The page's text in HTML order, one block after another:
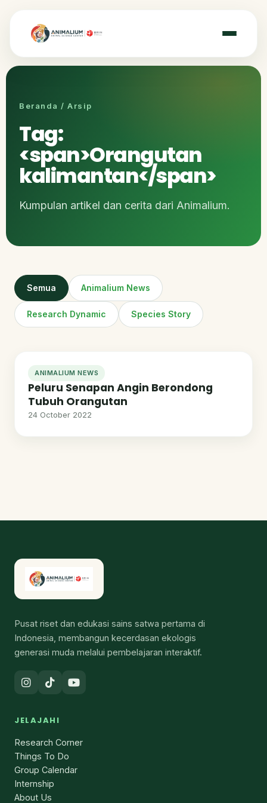
Beranda / Arsip
Tag:
<span>Orangutan
kalimantan</span>
Kumpulan artikel dan cerita dari Animalium.
Semua Animalium News
Research Dynamic Species Story
ANIMALIUM NEWS
Peluru Senapan Angin Berondong
Tubuh Orangutan
24 October 2022
Pusat riset dan edukasi sains satwa pertama di
Indonesia, membangun kecerdasan ekologis
generasi muda melalui pembelajaran interaktif.
JELAJAHI
Research Corner
Things To Do
Group Calendar
Internship
About Us